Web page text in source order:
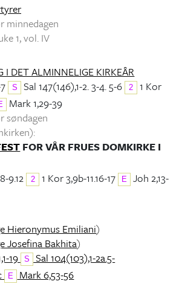
minnedagen
1, vol. IV
I DET ALMINNELIGE KIRKEÅR
7 S Sal 147(146),1-2. 3-4. 5-6 2
1 Kor
Mark 1,29-39
søndagen
FOR VÅR FRUES DOMKIRKE I
9.12 2 1 Kor 3,9b-11.16-17 E
Joh 2,13-
Hieronymus Emiliani)
Josefina Bakhita)
19 S
Sal 104(103),1-2a.5-
E
Mark 6,53-56